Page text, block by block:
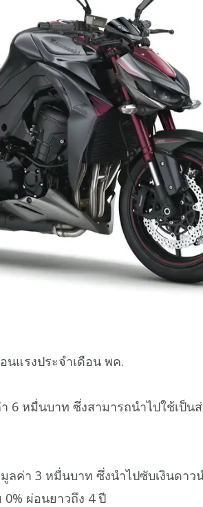
นแรงประจำเดือน พค.
6 หมื่นบาท ซึ่งสามารถนำไปใช้เป็น
ลค่า 3 หมื่นบาท ซึ่งนำไปซับเงินดาว
ผ่อนยาวถึง 4 ปี